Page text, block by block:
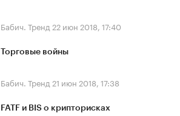
Бабич. Тренд 22 июн 2018, 17:40
Торговые войны
Бабич. Тренд 21 июн 2018, 17:38
FATF и BIS о крипторисках